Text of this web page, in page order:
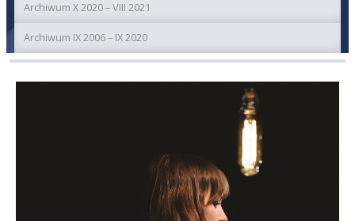
Archiwum X 2020 – VIII 2021
Archiwum IX 2006 – IX 2020